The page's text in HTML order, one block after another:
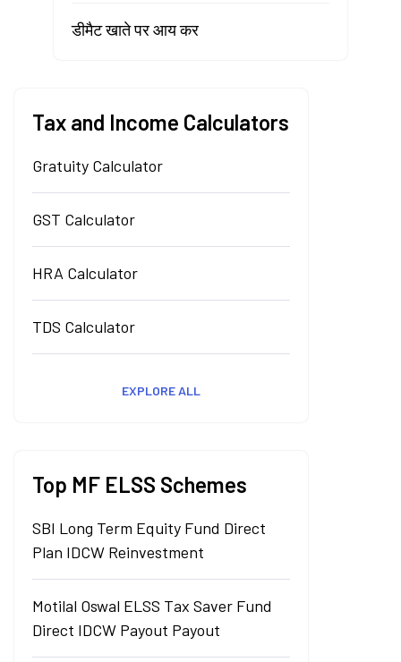
डीमैट खाते पर आय कर
Tax and Income Calculators
Gratuity Calculator
GST Calculator
HRA Calculator
TDS Calculator
EXPLORE ALL
Top MF ELSS Schemes
SBI Long Term Equity Fund Direct
Plan IDCW Reinvestment
Motilal Oswal ELSS Tax Saver Fund
Direct IDCW Payout Payout